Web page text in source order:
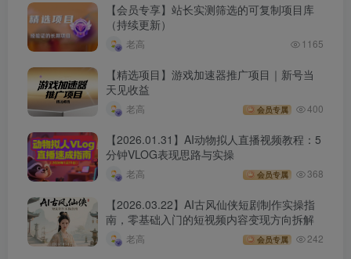
【会员专享】站长实测筛选的可复制项目库
（持续更新）
老高 1165
【精选项目】游戏加速器推广项目｜新号当
天见收益
老高 会员专属 400
【2026.01.31】AI动物拟人直播视频教程：5
分钟VLOG表现思路与实操
老高 会员专属 368
【2026.03.22】AI古风仙侠短剧制作实操指
南，零基础入门的短视频内容变现方向拆解
老高 会员专属 242